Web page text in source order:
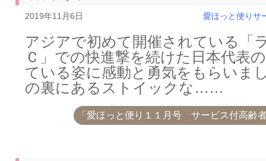
2019年11月6日 愛ほっと便り サ
アジアで初めて開催されている「
Ｃ」での快進撃を続けた日本代表
ている姿に感動と勇気をもらいま
の裏にあるストイックな……
「愛ほっと便り１１月号 サービス付高齢